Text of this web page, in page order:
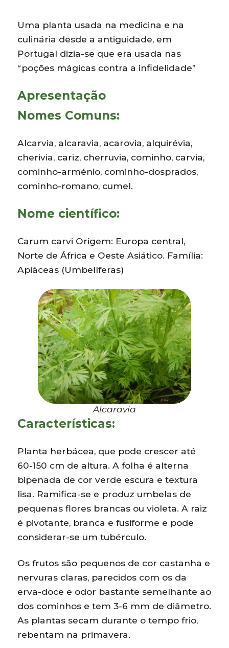
Uma planta usada na medicina e na
culinária desde a antiguidade, em
Portugal dizia-se que era usada nas
“poções mágicas contra a infidelidade”
Apresentação
Nomes Comuns:
Alcarvia, alcaravia, acarovia, alquirévia,
cherivia, cariz, cherruvia, cominho, carvia,
cominho-arménio, cominho-dosprados,
cominho-romano, cumel.
Nome científico:
Carum carvi Origem: Europa central,
Norte de África e Oeste Asiático. Família:
Apiáceas (Umbelíferas)
Alcaravia
Características:
Planta herbácea, que pode crescer até
60-150 cm de altura. A folha é alterna
bipenada de cor verde escura e textura
lisa. Ramifica-se e produz umbelas de
pequenas flores brancas ou violeta. A raiz
é pivotante, branca e fusiforme e pode
considerar-se um tubérculo.
Os frutos são pequenos de cor castanha e
nervuras claras, parecidos com os da
erva-doce e odor bastante semelhante ao
dos cominhos e tem 3-6 mm de diâmetro.
As plantas secam durante o tempo frio,
rebentam na primavera.